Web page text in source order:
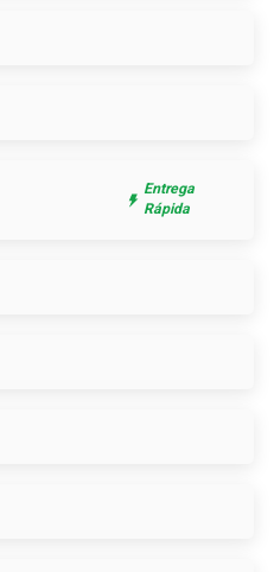
Entrega
Rápida